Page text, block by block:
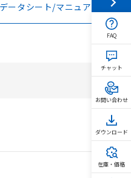
ータシート/マニュアル
FAQ
チャット
お問い合わせ
ダウンロード
在庫・価格